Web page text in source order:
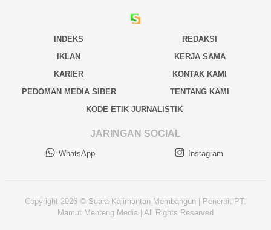
INDEKS
REDAKSI
IKLAN
KERJA SAMA
KARIER
KONTAK KAMI
PEDOMAN MEDIA SIBER
TENTANG KAMI
KODE ETIK JURNALISTIK
JARINGAN SOCIAL
WhatsApp Instagram
Copyright 2026 © Suara Kalimantan Membangun | Penerbit PT.
Mamut Menteng Media | All Rights Reserved